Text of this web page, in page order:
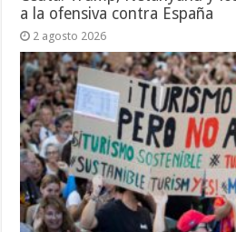
a la ofensiva contra España
2 agosto 2026